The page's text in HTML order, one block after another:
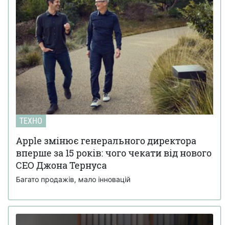
ТЕХНО
Apple змінює генерального директора
вперше за 15 років: чого чекати від нового
CEO Джона Тернуса
Багато продажів, мало інновацій